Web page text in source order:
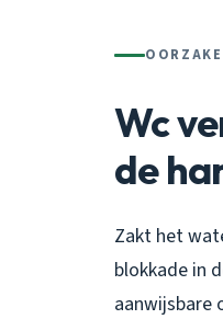
Wc
de
Zakt het
blokkade in
aanwijsbare